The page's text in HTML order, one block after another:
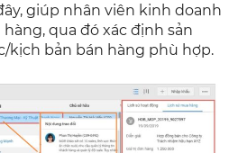
giúp nhân viên kinh doanh
qua đó xác định sản
kịch bản bán hàng phù hợp.